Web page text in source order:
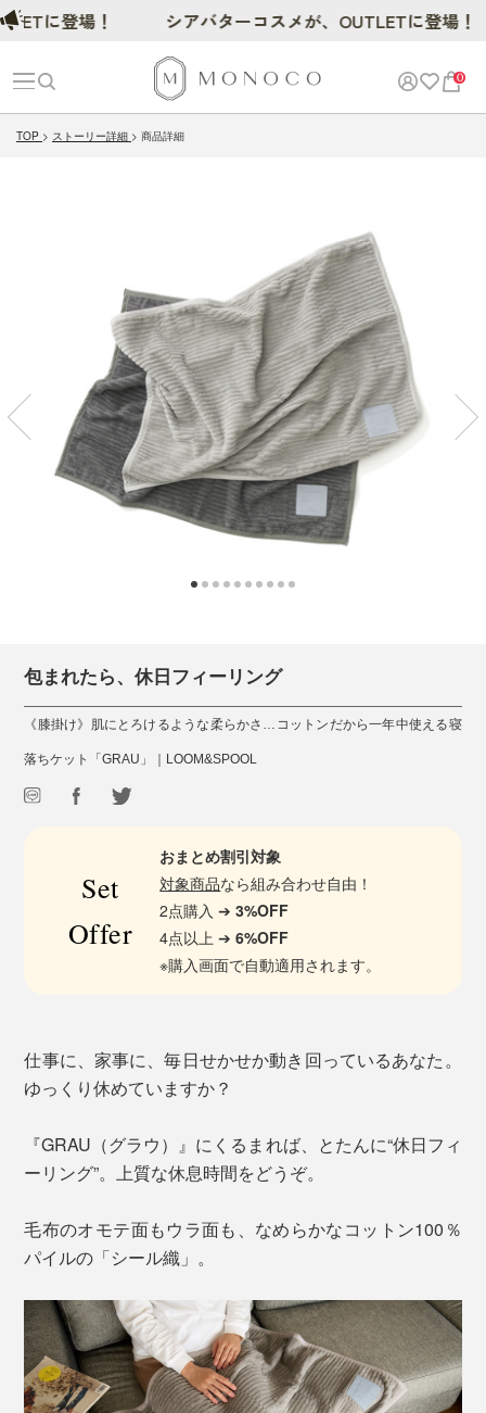
0
TOP ストーリー詳細 商品詳細
包まれたら、休日フィーリング
《膝掛け》肌にとろけるような柔らかさ…コットンだから一年中使える寝
落ちケット「GRAU」｜LOOM&SPOOL
Set
Offer
おまとめ割引対象
対象商品なら組み合わせ自由！
2点購入 ➔3%OFF
4点以上 ➔6%OFF
※購入画面で自動適用されます。
仕事に、家事に、毎日せかせか動き回っているあなた。
ゆっくり休めていますか？
『GRAU（グラウ）』にくるまれば、とたんに“休日フィ
ーリング”。上質な休息時間をどうぞ。
毛布のオモテ面もウラ面も、なめらかなコットン100％
パイルの「シール織」。
に登場！ シアバターコスメが、OUTLETに登場！